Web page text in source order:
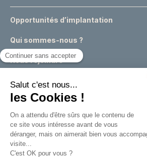
Opportunités d’implantation
Qui sommes-nous ?
Nous rejoindre
Actualités
Événements
Expertises & conseils urbains
Appels à projets